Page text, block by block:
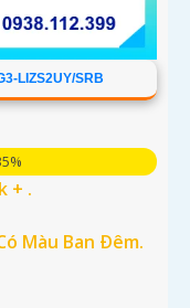
LIZS2UY/SRB
+ .
Màu Ban Ðêm.